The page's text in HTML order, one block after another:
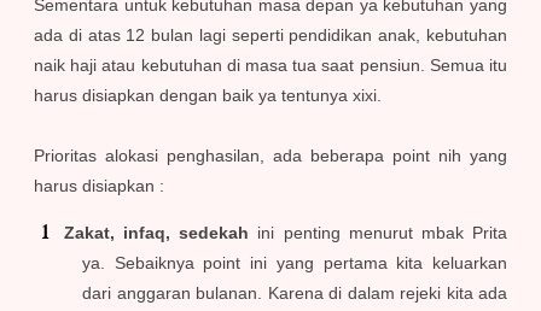
Sementara untuk kebutuhan masa depan ya kebutuhan yang
ada di atas 12 bulan lagi seperti pendidikan anak, kebutuhan
naik haji atau kebutuhan di masa tua saat pensiun. Semua itu
harus disiapkan dengan baik ya tentunya xixi.
Prioritas alokasi penghasilan, ada beberapa point nih yang
harus disiapkan :
Zakat, infaq, sedekah ini penting menurut mbak Prita
ya. Sebaiknya point ini yang pertama kita keluarkan
dari anggaran bulanan. Karena di dalam rejeki kita ada